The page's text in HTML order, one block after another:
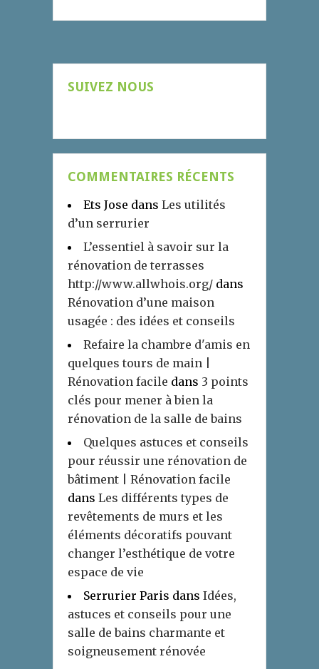
SUIVEZ NOUS
COMMENTAIRES RÉCENTS
Ets Jose dans Les utilités
d’un serrurier
L’essentiel à savoir sur la
rénovation de terrasses
http://www.allwhois.org/ dans
Rénovation d’une maison
usagée : des idées et conseils
Refaire la chambre d'amis en
quelques tours de main |
Rénovation facile dans 3 points
clés pour mener à bien la
rénovation de la salle de bains
Quelques astuces et conseils
pour réussir une rénovation de
bâtiment | Rénovation facile
dans Les différents types de
revêtements de murs et les
éléments décoratifs pouvant
changer l’esthétique de votre
espace de vie
Serrurier Paris dans Idées,
astuces et conseils pour une
salle de bains charmante et
soigneusement rénovée